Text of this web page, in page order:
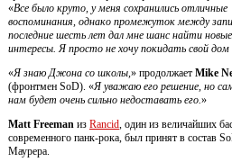
«Все было круто, у меня сохранились отличные
воспоминания, однако промежуток между
последние шесть лет дал мне шанс найти новые
интересы. Я просто не хочу покидать свой
«Я знаю Джона со школы,» продолжает Mike
(фронтмен SoD). «Я уважаю его решение, но
нам будет очень сильно недоставать его.»
Matt Freeman из Rancid, один из величайших
современного панк-рока, был принят в состав
Маурера.